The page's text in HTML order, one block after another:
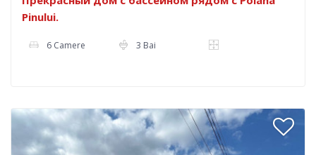
Pinului.
6 Camere 3 Bai